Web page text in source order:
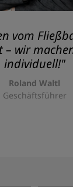
vom
wir
individuell!"
Roland Waltl
Geschäftsführer